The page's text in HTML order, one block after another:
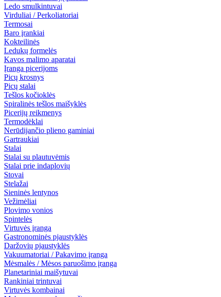
Ledo smulkintuvai
Virduliai / Perkoliatoriai
Termosai
Baro įrankiai
Kokteilinės
Ledukų formelės
Kavos malimo aparatai
Įranga picerijoms
Picų krosnys
Picų stalai
Tešlos kočioklės
Spiralinės tešlos maišyklės
Picerijų reikmenys
Termodėklai
Nerūdijančio plieno gaminiai
Gartraukiai
Stalai
Stalai su plautuvėmis
Stalai prie indaplovių
Stovai
Stelažai
Sieninės lentynos
Vežimėliai
Plovimo vonios
Spintelės
Virtuvės įranga
Gastronominės pjaustyklės
Daržovių pjaustyklės
Vakuumatoriai / Pakavimo įranga
Mėsmalės / Mėsos paruošimo įranga
Planetariniai maišytuvai
Rankiniai trintuvai
Virtuvės kombainai